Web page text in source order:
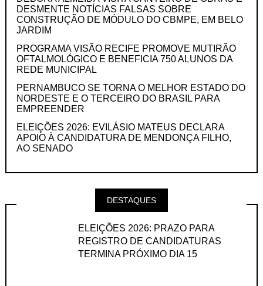
DESMENTE NOTÍCIAS FALSAS SOBRE
CONSTRUÇÃO DE MÓDULO DO CBMPE, EM BELO
JARDIM
PROGRAMA VISÃO RECIFE PROMOVE MUTIRÃO
OFTALMOLÓGICO E BENEFICIA 750 ALUNOS DA
REDE MUNICIPAL
PERNAMBUCO SE TORNA O MELHOR ESTADO DO
NORDESTE E O TERCEIRO DO BRASIL PARA
EMPREENDER
ELEIÇÕES 2026: EVILÁSIO MATEUS DECLARA
APOIO À CANDIDATURA DE MENDONÇA FILHO,
AO SENADO
DESTAQUES
ELEIÇÕES 2026: PRAZO PARA
REGISTRO DE CANDIDATURAS
TERMINA PRÓXIMO DIA 15